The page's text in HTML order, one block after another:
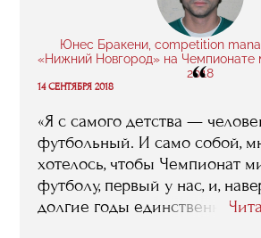
Юнес Бракени, competition
«Нижний Новгород» на Чемпионате
2018
“
14 СЕНТЯБРЯ 2018
«Я с самого детства —
футбольный. И само собой,
хотелось, чтобы Чемпионат
футболу, первый у нас, и,
долгие годы единственный,